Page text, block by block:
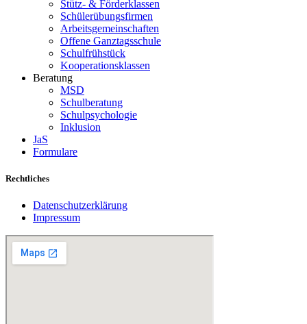
Stütz- & Förderklassen
Schülerübungsfirmen
Arbeitsgemeinschaften
Offene Ganztagsschule
Schulfrühstück
Kooperationsklassen
Beratung
MSD
Schulberatung
Schulpsychologie
Inklusion
JaS
Formulare
Rechtliches
Datenschutzerklärung
Impressum